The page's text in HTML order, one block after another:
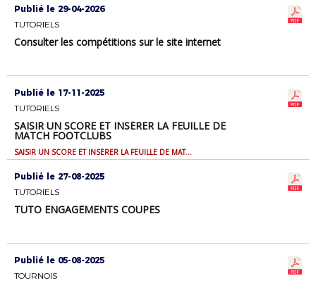
Publié le 29-04-2026
TUTORIELS
Consulter les compétitions sur le site internet
Publié le 17-11-2025
TUTORIELS
SAISIR UN SCORE ET INSÉRER LA FEUILLE DE
MATCH FOOTCLUBS
SAISIR UN SCORE ET INSÉRER LA FEUILLE DE MATCH FOOTCLUBS
Publié le 27-08-2025
TUTORIELS
TUTO ENGAGEMENTS COUPES
Publié le 05-08-2025
TOURNOIS